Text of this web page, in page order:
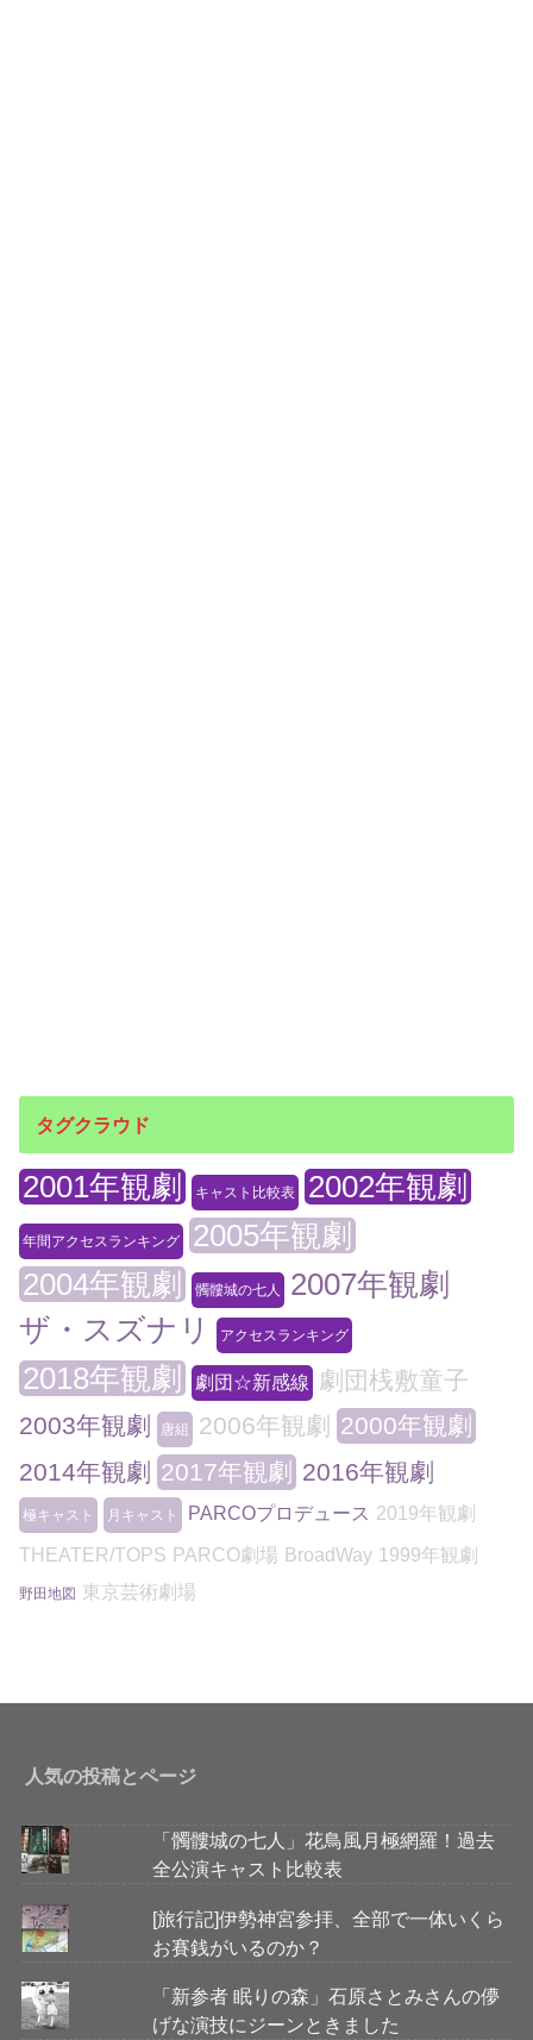
タグクラウド
2001年観劇 キャスト比較表 2002年観劇
年間アクセスランキング
2005年観劇
2004年観劇
髑髏城の七人
2007年観劇
ザ・スズナリ
アクセスランキング
2018年観劇 劇団☆新感線
劇団桟敷童子
2003年観劇
唐組 2006年観劇
2000年観劇
2014年観劇 2017年観劇 2016年観劇
極キャスト 月キャスト PARCOプロデュース 2019年観劇
THEATER/TOPS PARCO劇場 BroadWay 1999年観劇
野田地図 東京芸術劇場
人気の投稿とページ
「髑髏城の七人」花鳥風月極網羅！過去
全公演キャスト比較表
[旅行記]伊勢神宮参拝、全部で一体いくら
お賽銭がいるのか？
「新参者 眠りの森」石原さとみさんの儚
げな演技にジーンときました